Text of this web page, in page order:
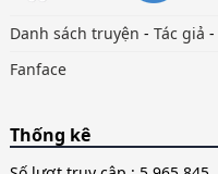
Danh sách truyện - Tác giả -
Fanface
Thống kê